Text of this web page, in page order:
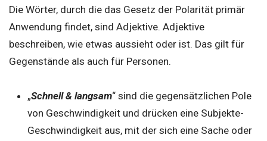
Die Wörter, durch die das Gesetz der Polarität primär
Anwendung findet, sind Adjektive. Adjektive
beschreiben, wie etwas aussieht oder ist. Das gilt für
Gegenstände als auch für Personen.
„Schnell & langsam“ sind die gegensätzlichen Pole
von Geschwindigkeit und drücken eine Subjekte-
Geschwindigkeit aus, mit der sich eine Sache oder